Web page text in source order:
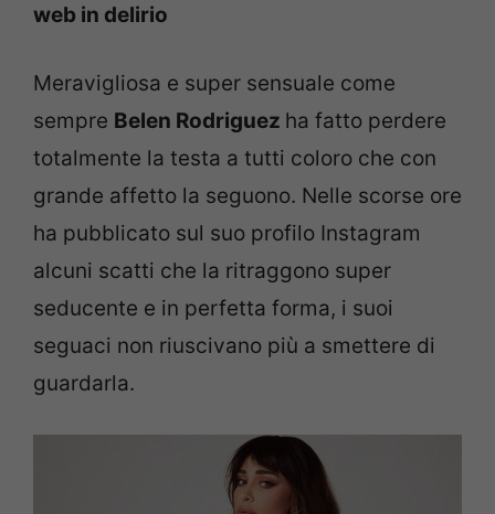
web in delirio
Meravigliosa e super sensuale come
sempre Belen Rodriguez ha fatto perdere
totalmente la testa a tutti coloro che con
grande affetto la seguono. Nelle scorse ore
ha pubblicato sul suo profilo Instagram
alcuni scatti che la ritraggono super
seducente e in perfetta forma, i suoi
seguaci non riuscivano più a smettere di
guardarla.